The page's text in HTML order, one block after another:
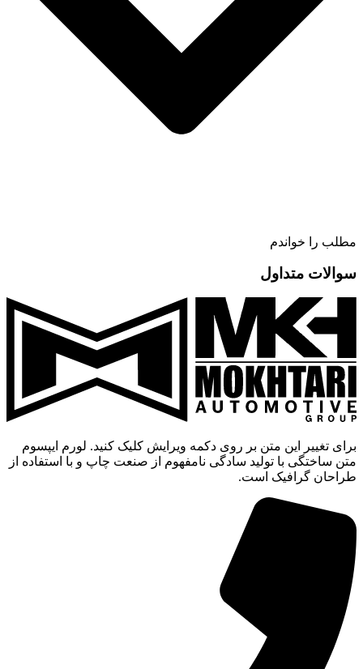
مطلب را خواندم
سوالات متداول
برای تغییر این متن بر روی دکمه ویرایش کلیک کنید. لورم ایپسوم
متن ساختگی با تولید سادگی نامفهوم از صنعت چاپ و با استفاده از
طراحان گرافیک است.